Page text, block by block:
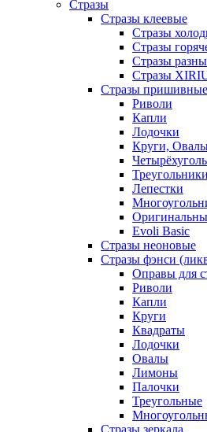
Стразы
Стразы клеевые
Стразы
Стразы
Стразы
Стразы
Стразы пришивные
Риволи
Капли
Лодочки
Круги,
Треугольники
Лепестки
Evoli Basic
Стразы неоновые
Стразы фэнси
Оправы для
Риволи
Капли
Круги
Квадраты
Лодочки
Овалы
Лимоны
Палочки
Треугольные
Стразы зеркала